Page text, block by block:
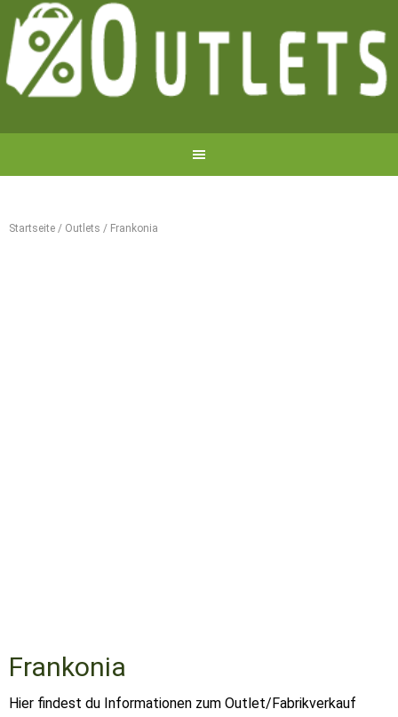
Startseite / Outlets / Frankonia
Frankonia
Hier findest du Informationen zum Outlet/Fabrikverkauf